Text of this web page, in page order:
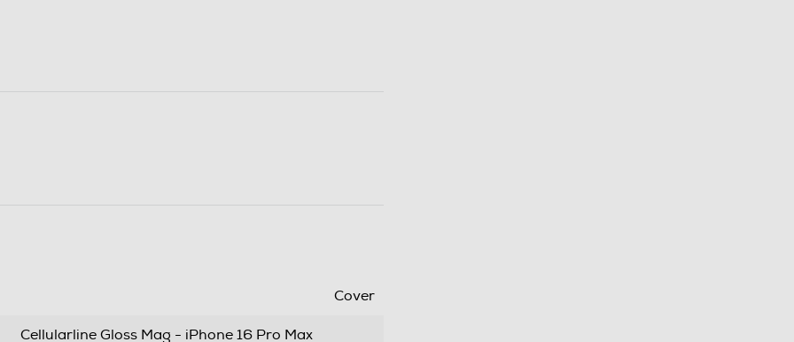
Cover
Cellularline Gloss Mag - iPhone 16 Pro Max